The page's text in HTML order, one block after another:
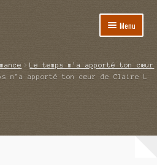
Menu
Le temps m’a apporté ton cœur
m’a apporté ton cœur de Claire L